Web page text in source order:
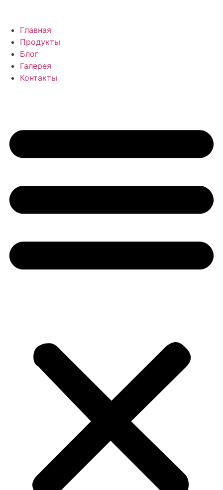
Главная
Продукты
Блог
Галерея
Контакты